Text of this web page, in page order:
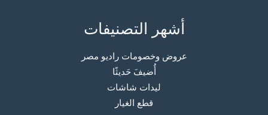
أشهر التصنيفات
عروض وخصومات راديو مصر
أُضيفَ حَديثًا
ليدات شاشات
قطع الغيار